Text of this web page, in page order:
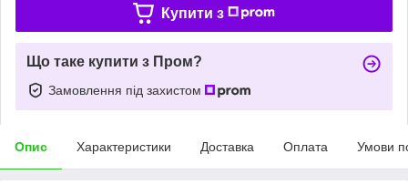
Купити з
Що таке купити з Пром?
Замовлення під захистом
Опис Характеристики Доставка Оплата Умови